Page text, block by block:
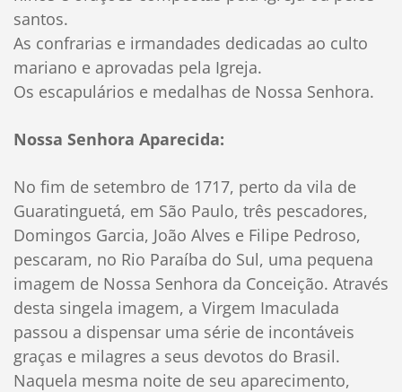
santos.
As confrarias e irmandades dedicadas ao culto
mariano e aprovadas pela Igreja.
Os escapulários e medalhas de Nossa Senhora.
Nossa Senhora Aparecida:
No fim de setembro de 1717, perto da vila de
Guaratinguetá, em São Paulo, três pescadores,
Domingos Garcia, João Alves e Filipe Pedroso,
pescaram, no Rio Paraíba do Sul, uma pequena
imagem de Nossa Senhora da Conceição. Através
desta singela imagem, a Virgem Imaculada
passou a dispensar uma série de incontáveis
graças e milagres a seus devotos do Brasil.
Naquela mesma noite de seu aparecimento,